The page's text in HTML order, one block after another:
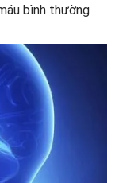
bình thường